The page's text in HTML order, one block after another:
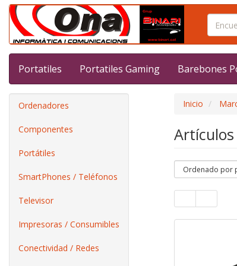
Portatiles Portatiles Gaming Barebones
Ordenadores
Componentes
Portátiles
SmartPhones / Teléfonos
Televisor
Impresoras / Consumibles
Conectividad / Redes
Inicio